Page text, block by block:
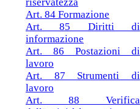
Art. 84 Formazione
Art. 85 Diritti di
informazione
Art. 86 Postazioni di
lavoro
Art. 87 Strumenti di
lavoro
Art. 88 Verifica